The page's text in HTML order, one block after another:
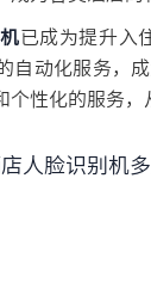
已成为提升入
自动化服务，
性化的服务，
别机多少钱一台？价